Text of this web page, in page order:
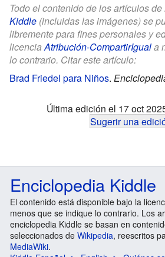
Todo el contenido de los artículos de
Kiddle (incluidas las imágenes) se
libremente para fines personales y
licencia Atribución-CompartirIguala
lo contrario. Citar este artículo:
Brad Friedel para Niños.
Última edición el 17 oct
Sugerir una
Enciclopedia Kiddle
El contenido está disponible bajo la
menos que se indique lo contrario. Los
enciclopedia Kiddle se basan en
seleccionados de Wikipedia, reescritos
MediaWiki.